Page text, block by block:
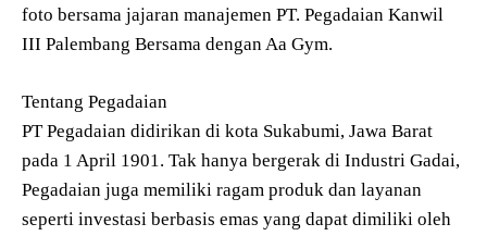
foto bersama jajaran manajemen PT. Pegadaian Kanwil
III Palembang Bersama dengan Aa Gym.
Tentang Pegadaian
PT Pegadaian didirikan di kota Sukabumi, Jawa Barat
pada 1 April 1901. Tak hanya bergerak di Industri Gadai,
Pegadaian juga memiliki ragam produk dan layanan
seperti investasi berbasis emas yang dapat dimiliki oleh